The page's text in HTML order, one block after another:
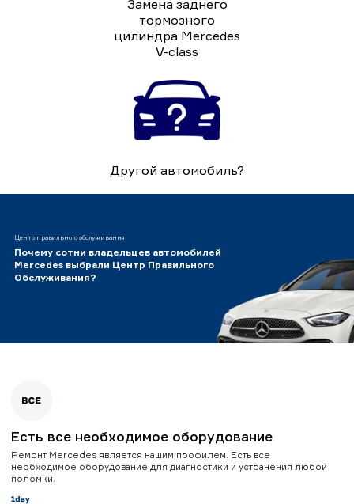
Замена заднего
тормозного
цилиндра Mercedes
V-class
Другой автомобиль?
Центр правильного обслуживания
Почему сотни владельцев автомобилей
Mercedes выбрали Центр Правильного
Обслуживания?
Есть все необходимое оборудование
Ремонт Mercedes является нашим профилем. Есть все
необходимое оборудование для диагностики и устранения любой
поломки.